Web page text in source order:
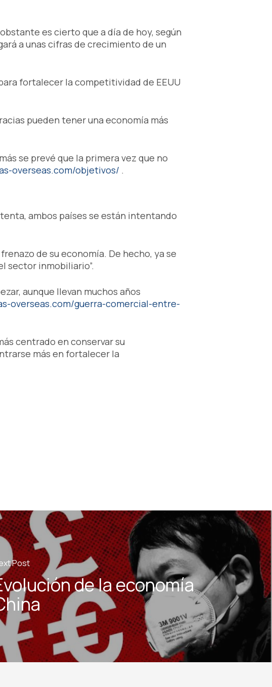
es cierto que a día de hoy, según
a unas cifras de crecimiento de un
fortalecer la competitividad de EEUU
pueden tener una economía más
se prevé que la primera vez que no
overseas.com/objetivos/ .
ambos países se están intentando
de su economía. De hecho, ya se
sector inmobiliario”.
aunque llevan muchos años
overseas.com/guerra-comercial-entre-
centrado en conservar su
más en fortalecer la
Post
de la economía